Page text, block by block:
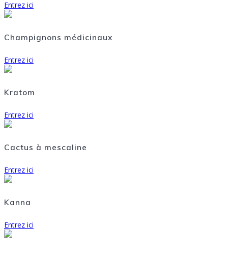
Entrez ici
Champignons médicinaux
Entrez ici
Kratom
Entrez ici
Cactus à mescaline
Entrez ici
Kanna
Entrez ici